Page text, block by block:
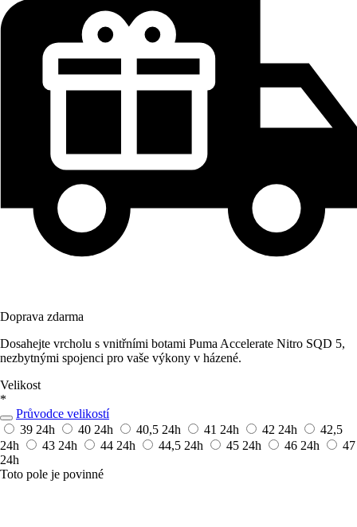
Doprava zdarma
Dosahejte vrcholu s vnitřními botami Puma Accelerate Nitro SQD 5,
nezbytnými spojenci pro vaše výkony v házené.
Velikost
*
Průvodce velikostí
39 24h 40 24h 40,5 24h 41 24h 42 24h
42,5
24h
43 24h 44 24h 44,5 24h 45 24h 46 24h
47
24h
Toto pole je povinné